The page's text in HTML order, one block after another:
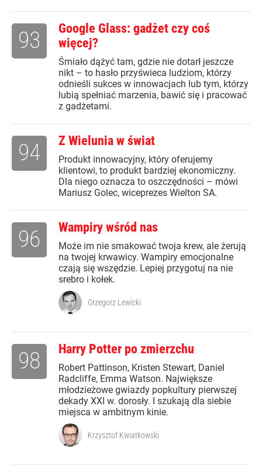
Google Glass: gadżet czy coś
więcej?
Śmiało dążyć tam, gdzie nie dotarł jeszcze
nikt – to hasło przyświeca ludziom, którzy
odnieśli sukces w innowacjach lub tym, którzy
lubią spełniać marzenia, bawić się i pracować
z gadżetami.
93
Z Wielunia w świat
Produkt innowacyjny, który oferujemy
klientowi, to produkt bardziej ekonomiczny.
Dla niego oznacza to oszczędności – mówi
Mariusz Golec, wiceprezes Wielton SA.
94
Wampiry wśród nas
Może im nie smakować twoja krew, ale żerują
na twojej krwawicy. Wampiry emocjonalne
czają się wszędzie. Lepiej przygotuj na nie
srebro i kołek.
96
Grzegorz Lewicki
Harry Potter po zmierzchu
Robert Pattinson, Kristen Stewart, Daniel
Radcliffe, Emma Watson. Największe
młodzieżowe gwiazdy popkultury pierwszej
dekady XXI w. dorosły. I szukają dla siebie
miejsca w ambitnym kinie.
98
Krzysztof Kwiatkowski